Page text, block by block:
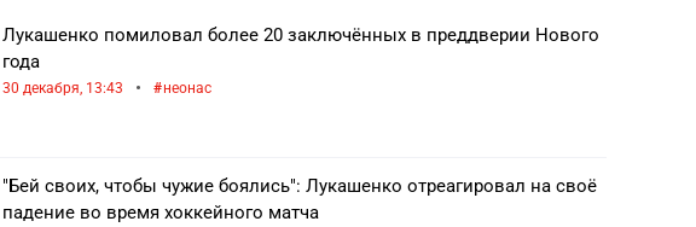
Лукашенко помиловал более 20 заключённых в преддверии Нового
года
30 декабря, 13:43 • неонас
"Бей своих, чтобы чужие боялись": Лукашенко отреагировал на своё
падение во время хоккейного матча